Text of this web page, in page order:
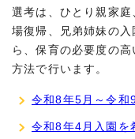
選考は、ひとり親家
場復帰、兄弟姉妹の
ら、保育の必要度の
方法で行います。
令和8年5月～令和
令和8年4月入園を